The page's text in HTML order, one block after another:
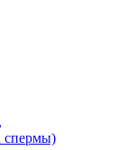
спермы)